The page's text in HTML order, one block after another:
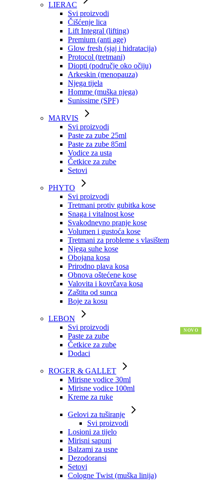
LIERAC
Svi proizvodi
Čišćenje lica
Lift Integral (lifting)
Premium (anti age)
Glow fresh (sjaj i hidratacija)
Protocol (tretmani)
Diopti (područje oko očiju)
Arkeskin (menopauza)
Njega tijela
Homme (muška njega)
Sunissime (SPF)
MARVIS
Svi proizvodi
Paste za zube 25ml
Paste za zube 85ml
Vodice za usta
Četkice za zube
Setovi
PHYTO
Svi proizvodi
Tretmani protiv gubitka kose
Snaga i vitalnost kose
Svakodnevno pranje kose
Volumen i gustoća kose
Tretmani za probleme s vlasištem
Njega suhe kose
Obojana kosa
Prirodno plava kosa
Obnova oštećene kose
Valovita i kovrčava kosa
Zaštita od sunca
Boje za kosu
LEBON
Svi proizvodi
Paste za zube
Četkice za zube
Dodaci
ROGER & GALLET
Mirisne vodice 30ml
Mirisne vodice 100ml
Kreme za ruke
Gelovi za tuširanje
Svi proizvodi
Losioni za tijelo
Mirisni sapuni
Balzami za usne
Dezodoransi
Setovi
Cologne Twist (muška linija)